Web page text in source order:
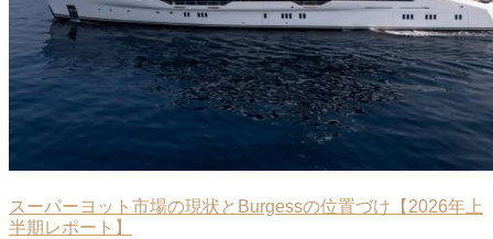
スーパーヨット市場の現状とBurgessの位置づけ【2026年上
半期レポート】